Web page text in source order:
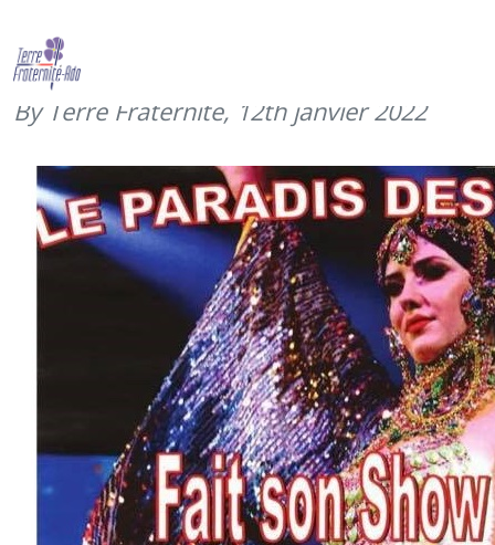
Rétrospective 2021 – OCTOBRE –
soirée cabaret à Belfort
By Terre Fraternité, 12th janvier 2022